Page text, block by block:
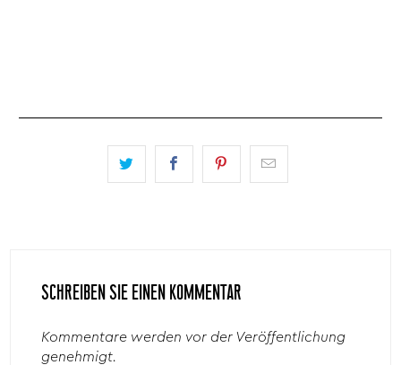
SCHREIBEN SIE EINEN KOMMENTAR
Kommentare werden vor der Veröffentlichung
genehmigt.